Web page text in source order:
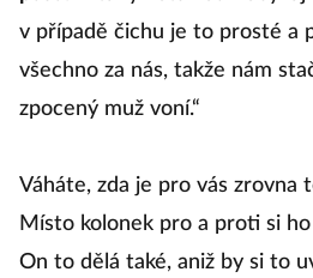
v případě čichu je to prosté a
všechno za nás, takže nám
zpocený muž voní.“
Váháte, zda je pro vás zrovna
Místo kolonek pro a proti si
On to dělá také, aniž by si to